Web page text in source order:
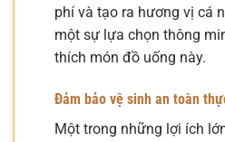
phí và tạo ra hương vị cá
một sự lựa chọn thông
thích món đồ uống này.
Đảm bảo vệ sinh an toàn
Một trong những lợi ích